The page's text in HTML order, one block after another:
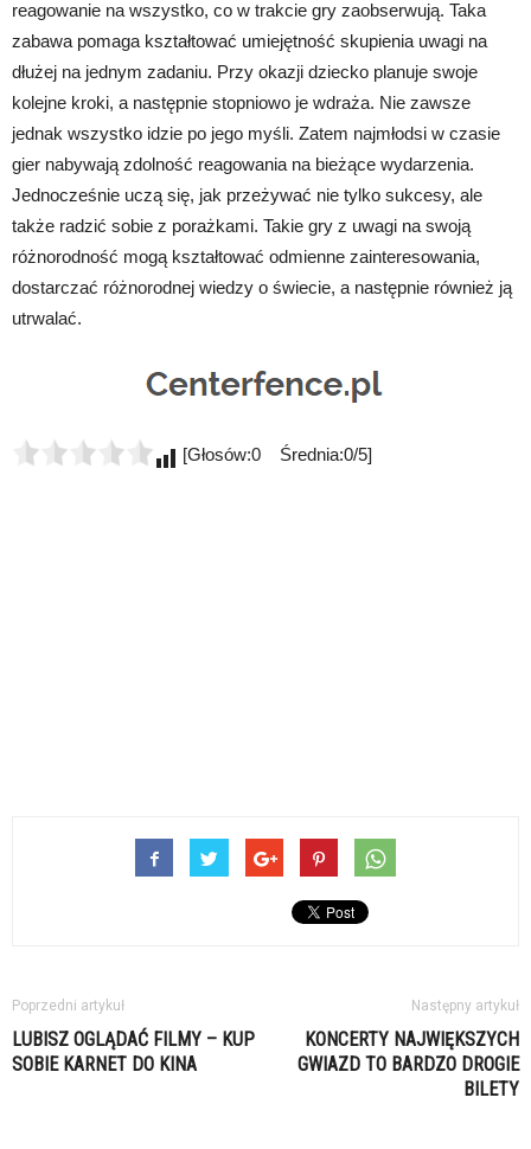
reagowanie na wszystko, co w trakcie gry zaobserwują. Taka
zabawa pomaga kształtować umiejętność skupienia uwagi na
dłużej na jednym zadaniu. Przy okazji dziecko planuje swoje
kolejne kroki, a następnie stopniowo je wdraża. Nie zawsze
jednak wszystko idzie po jego myśli. Zatem najmłodsi w czasie
gier nabywają zdolność reagowania na bieżące wydarzenia.
Jednocześnie uczą się, jak przeżywać nie tylko sukcesy, ale
także radzić sobie z porażkami. Takie gry z uwagi na swoją
różnorodność mogą kształtować odmienne zainteresowania,
dostarczać różnorodnej wiedzy o świecie, a następnie również ją
utrwalać.
[Głosów:0 Średnia:0/5]
Poprzedni artykuł
LUBISZ OGLĄDAĆ FILMY – KUP
SOBIE KARNET DO KINA
Następny artykuł
KONCERTY NAJWIĘKSZYCH
GWIAZD TO BARDZO DROGIE
BILETY